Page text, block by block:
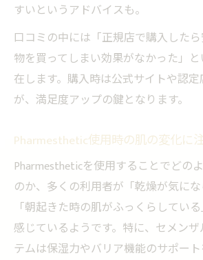
すいというアドバイスも。
口コミの中には「正規店で購入した
物を買ってしまい効果がなかった」
在します。購入時は公式サイトや認
が、満足度アップの鍵となります。
Pharmesthetic使用時の肌の変化に
Pharmestheticを使用することでどの
のか、多くの利用者が「乾燥が気にな
「朝起きた時の肌がふっくらしてい
感じているようです。特に、セメン
テムは保湿力やバリア機能のサポー